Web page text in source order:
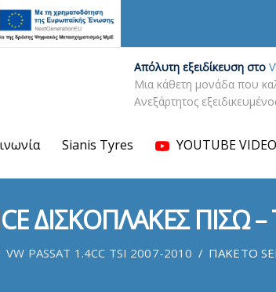
Απόλυτη εξειδίκευση στο
Μια κάθετη μονάδα που
Ανεξάρτητος
Sianis Tyres YOUTUBE
ΔΙΣΚΟΠΛΑΚΕΣ ΠΙΣΩ
VW PASSAT 1.4CC TSI 2007-2010 / ΠΑΚΕΤΟ